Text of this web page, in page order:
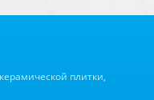
композицию
решениях.
коллекциями
которые будут
в ближайшее время.
плитки,